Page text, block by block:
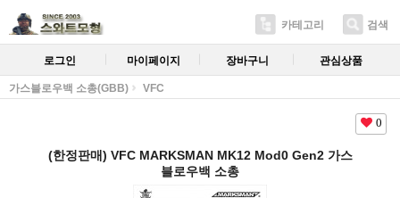
카테고리 검색
로그인 마이페이지 장바구니 관심상품
가스블로우백 소총(GBB) VFC
0
(한정판매) VFC MARKSMAN MK12 Mod0 Gen2 가스
블로우백 소총